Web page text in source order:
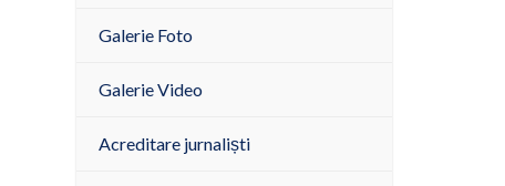
Galerie Foto
Galerie Video
Acreditare jurnaliști